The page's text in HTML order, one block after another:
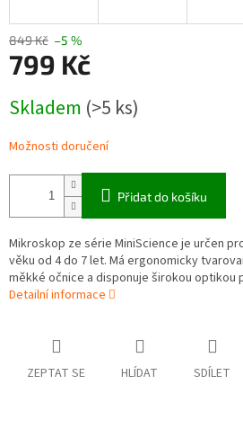
849 Kč –5 %
799 Kč
cena:
Skladem (>5 ks)
Možnosti doručení
Přidat do košíku
Mikroskop ze série MiniScience je určen
věku od 4 do 7 let. Má ergonomicky
měkké očnice a disponuje širokou
Detailní informace
ZEPTAT SE HLÍDAT SDÍLET